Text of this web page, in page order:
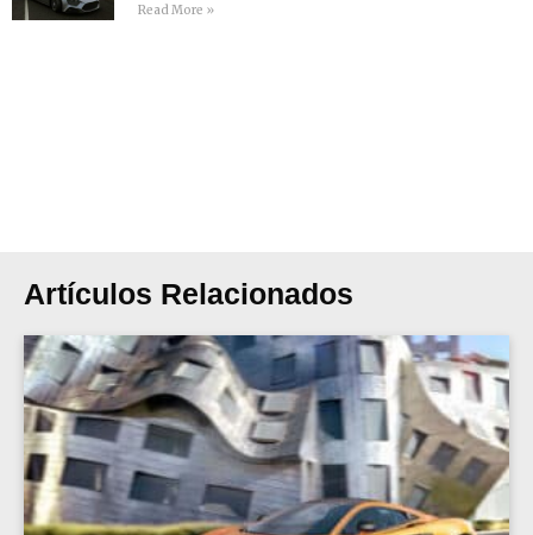
Read More »
Artículos Relacionados